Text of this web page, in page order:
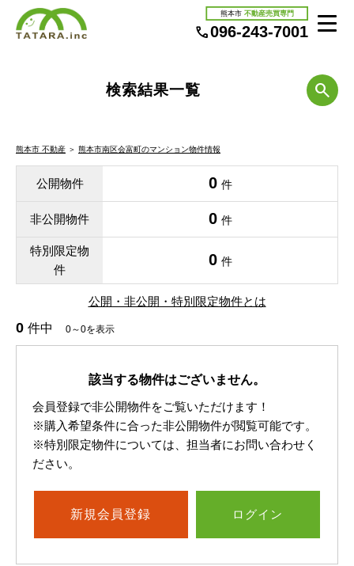
熊本市 不動産売買専門
096-243-7001
検索結果一覧
熊本市 不動産 ＞ 熊本市南区会富町のマンション物件情報
公開物件 0 件
非公開物件 0 件
特別限定物
件
0 件
公開・非公開・特別限定物件とは
0 件中 0～0を表示
該当する物件はございません。
会員登録で非公開物件をご覧いただけます！
※購入希望条件に合った非公開物件が閲覧可能です。
※特別限定物件については、担当者にお問い合わせく
ださい。
新規会員登録 ログイン